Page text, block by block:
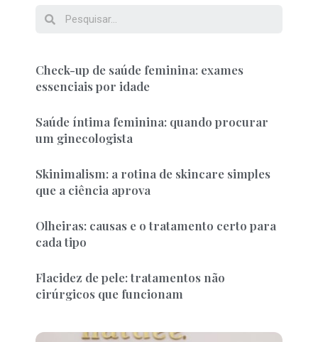
Check-up de saúde feminina: exames
essenciais por idade
Saúde íntima feminina: quando procurar
um ginecologista
Skinimalism: a rotina de skincare simples
que a ciência aprova
Olheiras: causas e o tratamento certo para
cada tipo
Flacidez de pele: tratamentos não
cirúrgicos que funcionam